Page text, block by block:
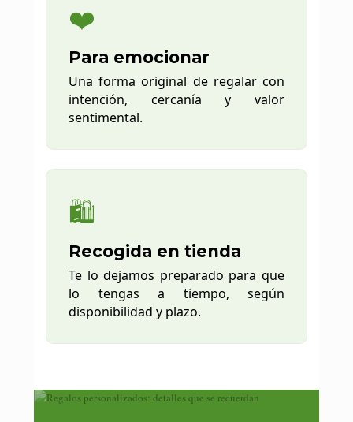
❤️
Para emocionar
Una forma original de regalar con
intención, cercanía y valor
sentimental.
🛍️
Recogida en tienda
Te lo dejamos preparado para que
lo tengas a tiempo, según
disponibilidad y plazo.